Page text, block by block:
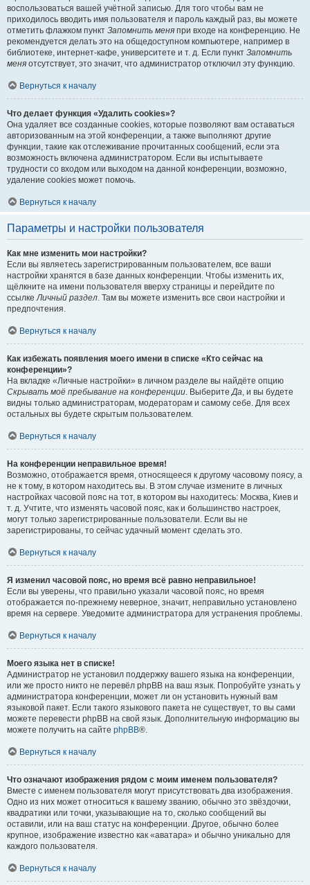
воспользоваться вашей учётной записью. Для того чтобы вам не
приходилось вводить имя пользователя и пароль каждый раз, вы можете
отметить флажком пункт Запомнить меня при входе на конференцию. Не
рекомендуется делать это на общедоступном компьютере, например в
библиотеке, интернет-кафе, университете и т. д. Если пункт Запомнить
меня отсутствует, это значит, что администратор отключил эту функцию.
Вернуться к началу
Что делает функция «Удалить cookies»?
Она удаляет все созданные cookies, которые позволяют вам оставаться
авторизованным на этой конференции, а также выполняют другие
функции, такие как отслеживание прочитанных сообщений, если эта
возможность включена администратором. Если вы испытываете
трудности со входом или выходом на данной конференции, возможно,
удаление cookies может помочь.
Вернуться к началу
Параметры и настройки пользователя
Как мне изменить мои настройки?
Если вы являетесь зарегистрированным пользователем, все ваши
настройки хранятся в базе данных конференции. Чтобы изменить их,
щёлкните на имени пользователя вверху страницы и перейдите по
ссылкеЛичный раздел. Там вы можете изменить все свои настройки и
предпочтения.
Вернуться к началу
Как избежать появления моего имени в списке «Кто сейчас на
конференции»?
На вкладке «Личные настройки» в личном разделе вы найдёте опцию
Скрывать моё пребывание на конференции. ВыберитеДа, и вы будете
видны только администраторам, модераторам и самому себе. Для всех
остальных вы будете скрытым пользователем.
Вернуться к началу
На конференции неправильное время!
Возможно, отображается время, относящееся к другому часовому поясу, а
не к тому, в котором находитесь вы. В этом случае измените в личных
настройках часовой пояс на тот, в котором вы находитесь: Москва, Киев и
т. д. Учтите, что изменять часовой пояс, как и большинство настроек,
могут только зарегистрированные пользователи. Если вы не
зарегистрированы, то сейчас удачный момент сделать это.
Вернуться к началу
Я изменил часовой пояс, но время всё равно неправильное!
Если вы уверены, что правильно указали часовой пояс, но время
отображается по-прежнему неверное, значит, неправильно установлено
время на сервере. Уведомите администратора для устранения проблемы.
Вернуться к началу
Моего языка нет в списке!
Администратор не установил поддержку вашего языка на конференции,
или же просто никто не перевёл phpBB на ваш язык. Попробуйте узнать у
администратора конференции, может ли он установить нужный вам
языковой пакет. Если такого языкового пакета не существует, то вы сами
можете перевести phpBB на свой язык. Дополнительную информацию вы
можете получить на сайте phpBB®.
Вернуться к началу
Что означают изображения рядом с моим именем пользователя?
Вместе с именем пользователя могут присутствовать два изображения.
Одно из них может относиться к вашему званию, обычно это звёздочки,
квадратики или точки, указывающие на то, сколько сообщений вы
оставили, или на ваш статус на конференции. Другое, обычно более
крупное, изображение известно как «аватара» и обычно уникально для
каждого пользователя.
Вернуться к началу